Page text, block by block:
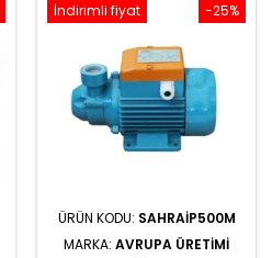
-25%
İndirimli fiyat
ÜRÜN KODU: SAHRAIP500M
MARKA: AVRUPA ÜRETIMI